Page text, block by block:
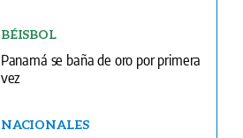
BÉISBOL
Panamá se baña de oro por primera
vez
NACIONALES